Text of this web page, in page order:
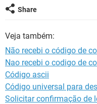
GUIA DE COMPRAS
INSTAGRAM
Share
Veja também:
Não recebi o código de
Nao recebi o codigo de
Código ascii
Código universal para
Solicitar confirmação de